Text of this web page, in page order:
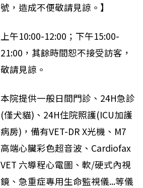
號，造成不便敬請見諒。】
上午10:00-12:00；下午15:00-
21:00，其餘時間恕不接受訪客，
敬請見諒。
本院提供一般日間門診、24H急診
(僅犬貓)、24H住院照護(ICU加護
病房)，備有VET-DR X光機、M7
高端心臟彩色超音波、Cardiofax
VET 六導程心電圖、軟/硬式內視
鏡、急重症專用生命監視儀...等儀